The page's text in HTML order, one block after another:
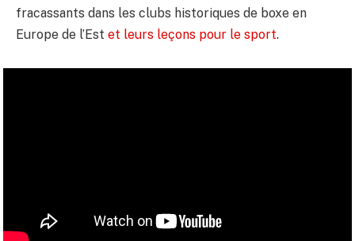
fracassants dans les clubs historiques de boxe en
Europe de l’Est et leurs leçons pour le sport.